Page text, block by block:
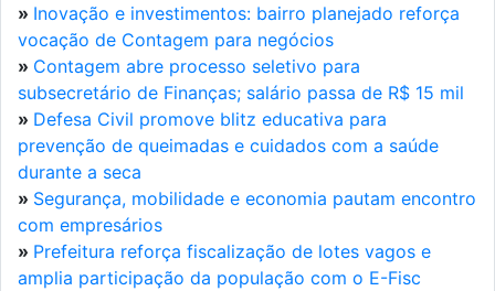
» Inovação e investimentos: bairro planejado reforça
vocação de Contagem para negócios
» Contagem abre processo seletivo para
subsecretário de Finanças; salário passa de R$ 15 mil
» Defesa Civil promove blitz educativa para
prevenção de queimadas e cuidados com a saúde
durante a seca
» Segurança, mobilidade e economia pautam encontro
com empresários
» Prefeitura reforça fiscalização de lotes vagos e
amplia participação da população com o E-Fisc